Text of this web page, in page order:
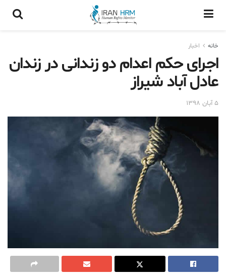
خانه اخبار
اجرای حکم اعدام دو زندانی در زندان
عادل آباد شیراز
۵ آبان ۱۳۹۸